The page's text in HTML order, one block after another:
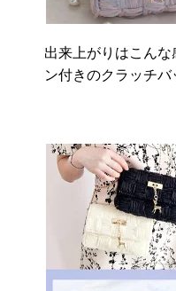
出来上がりはこん
ン付きのクラッチバ